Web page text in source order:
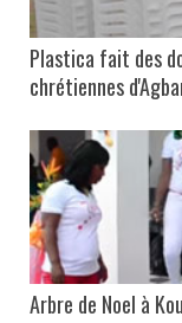
Plastica fait des
chrétiennes
Arbre de Noel à